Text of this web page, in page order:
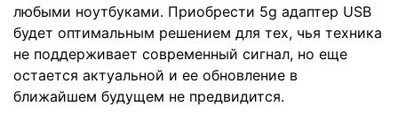
любыми ноутбуками. Приобрести 5g адаптер USB
будет оптимальным решением для тех, чья техника
не поддерживает современный сигнал, но еще
остается актуальной и ее обновление в
ближайшем будущем не предвидится.